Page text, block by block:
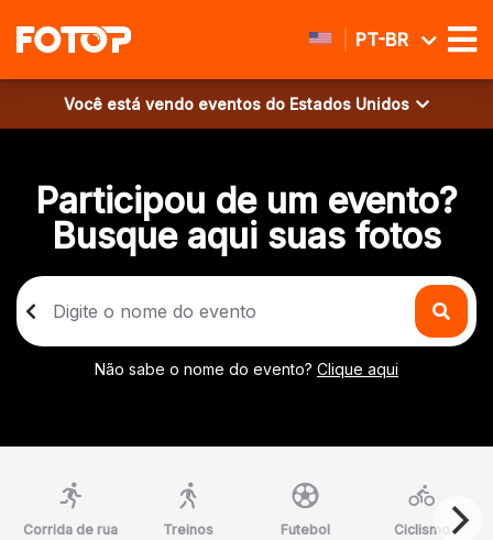
PT-BR
Você está vendo eventos do Estados Unidos
Participou de um evento?
Busque aqui suas fotos
Não sabe o nome do evento? Clique aqui
Corrida de rua Treinos Futebol Ciclismo